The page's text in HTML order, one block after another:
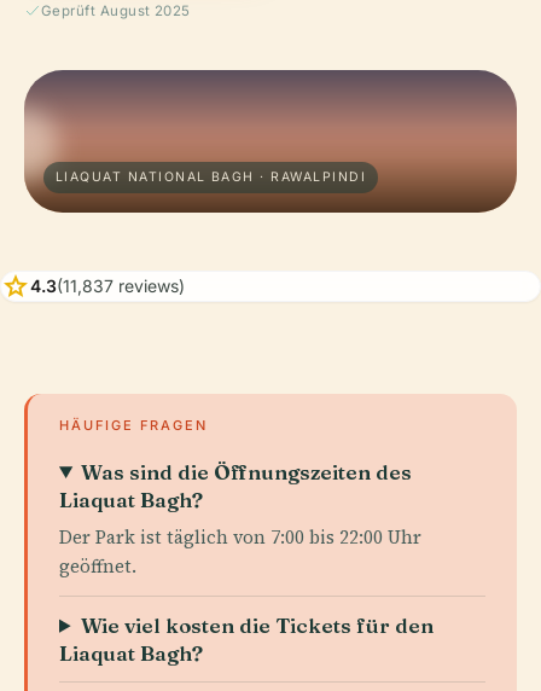
Geprüft August 2025
LIAQUAT NATIONAL BAGH · RAWALPINDI
star4.3(11,837 reviews)
HÄUFIGE FRAGEN
Was sind die Öffnungszeiten des
Liaquat Bagh?
Der Park ist täglich von 7:00 bis 22:00 Uhr
geöffnet.
Wie viel kosten die Tickets für den
Liaquat Bagh?